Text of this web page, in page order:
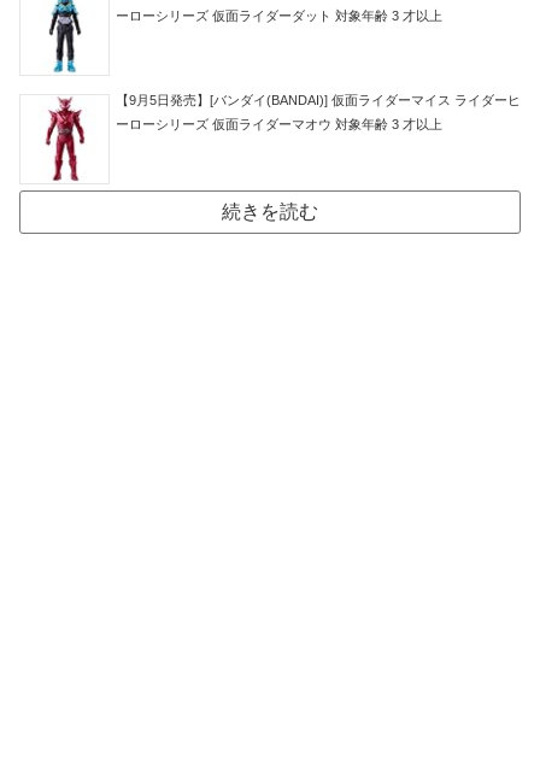
ーローシリーズ 仮面ライダーダット 対象年齢 3 才以上
【9月5日発売】[バンダイ(BANDAI)] 仮面ライダーマイス ライダーヒ
ーローシリーズ 仮面ライダーマオウ 対象年齢 3 才以上
続きを読む